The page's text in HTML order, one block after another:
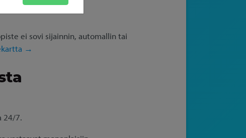
ei sovi sijainnin, automallin tai
→
24/7.